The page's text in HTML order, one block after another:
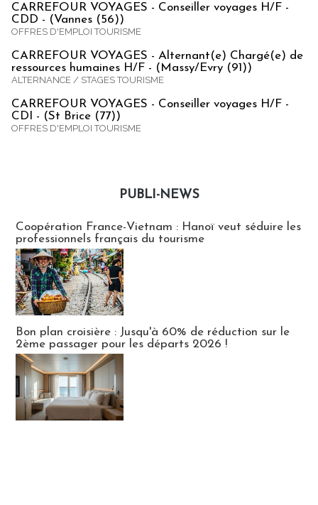
CARREFOUR VOYAGES - Conseiller voyages H/F -
CDD - (Vannes (56))
OFFRES D'EMPLOI TOURISME
CARREFOUR VOYAGES - Alternant(e) Chargé(e) de
ressources humaines H/F - (Massy/Evry (91))
ALTERNANCE / STAGES TOURISME
CARREFOUR VOYAGES - Conseiller voyages H/F -
CDI - (St Brice (77))
OFFRES D'EMPLOI TOURISME
PUBLI-NEWS
Coopération France-Vietnam : Hanoï veut séduire les
professionnels français du tourisme
Bon plan croisière : Jusqu'à 60% de réduction sur le
2ème passager pour les départs 2026 !